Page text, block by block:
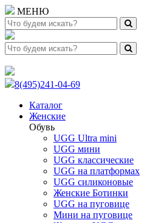
МЕНЮ
8(495)241-04-69
Каталог
Женские
Обувь
UGG Ultra mini
UGG мини
UGG классические
UGG на платформах
UGG силиконовые
Женские Ботинки
UGG на пуговице
Мини на пуговице